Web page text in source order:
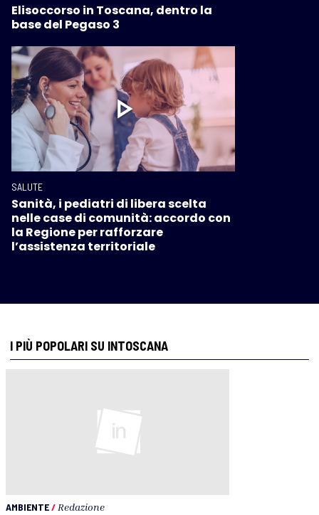
Elisoccorso in Toscana, dentro la
base del Pegaso 3
SALUTE
Sanità, i pediatri di libera scelta
nelle case di comunità: accordo con
la Regione per rafforzare
l’assistenza territoriale
I PIÙ POPOLARI SU INTOSCANA
AMBIENTE/ Redazione